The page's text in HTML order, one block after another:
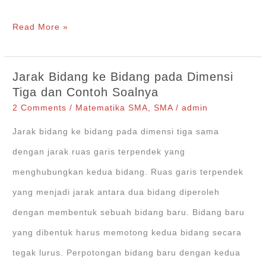
Penjumlahan,
Perkalian
Vektor
Read More »
Jarak Bidang ke Bidang pada Dimensi
Tiga dan Contoh Soalnya
2 Comments / Matematika SMA,SMA/admin
Jarak bidang ke bidang pada dimensi tiga sama
dengan jarak ruas garis terpendek yang
menghubungkan kedua bidang. Ruas garis terpendek
yang menjadi jarak antara dua bidang diperoleh
dengan membentuk sebuah bidang baru. Bidang baru
yang dibentuk harus memotong kedua bidang secara
tegak lurus. Perpotongan bidang baru dengan kedua